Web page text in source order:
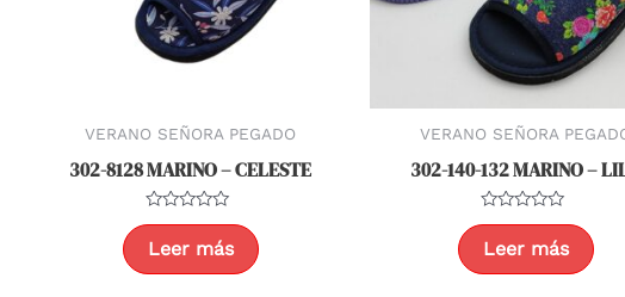
VERANO SEÑORA PEGADO
302-8128 MARINO – CELESTE
Valorado
con
0
Leer más
VERANO SEÑORA
302-140-132 MARINO –
Valorado
con
0
Leer más